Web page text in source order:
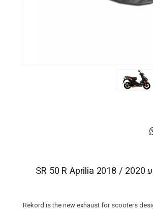
אגזוז לאופנוע SR 50 R Aprilia 2018 / 2020
Rekord is the new exhaust for scooters